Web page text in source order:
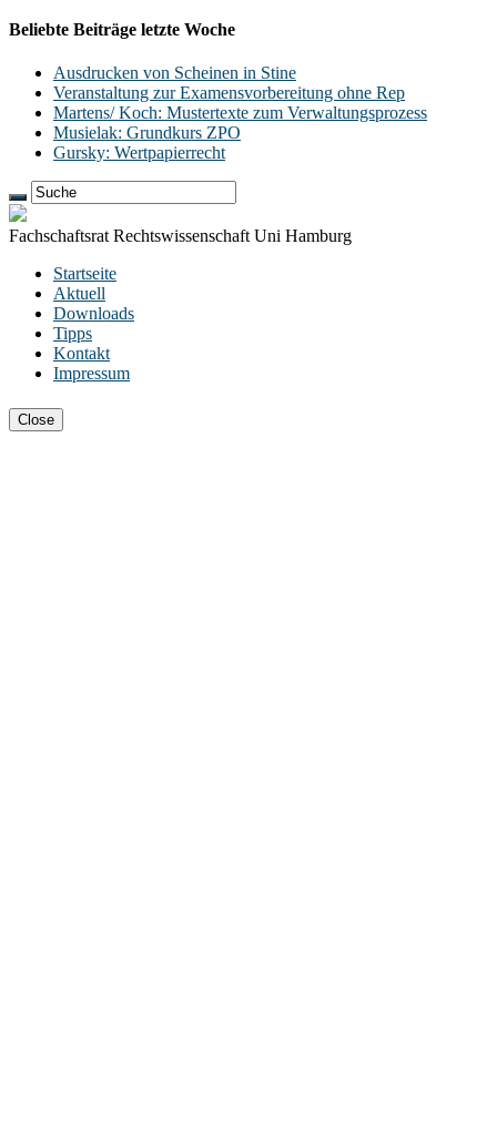
Beliebte Beiträge letzte Woche
Ausdrucken von Scheinen in Stine
Veranstaltung zur Examensvorbereitung ohne Rep
Martens/ Koch: Mustertexte zum Verwaltungsprozess
Musielak: Grundkurs ZPO
Gursky: Wertpapierrecht
Fachschaftsrat Rechtswissenschaft Uni Hamburg
Startseite
Aktuell
Downloads
Tipps
Kontakt
Impressum
Close